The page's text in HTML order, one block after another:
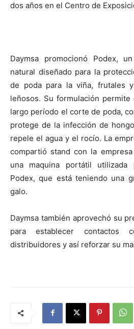
dos años en el Centro de
Daymsa promocionó Podex,
natural diseñado para la
de poda para la viña, frutales
leñosos. Su formulación
largo período el corte de poda,
protege de la infección de
repele el agua y el rocío. La
compartió stand con la
una maquina portátil
Podex, que está teniendo una
galo.
Daymsa también aprovechó su
para establecer contactos
distribuidores y así reforzar su